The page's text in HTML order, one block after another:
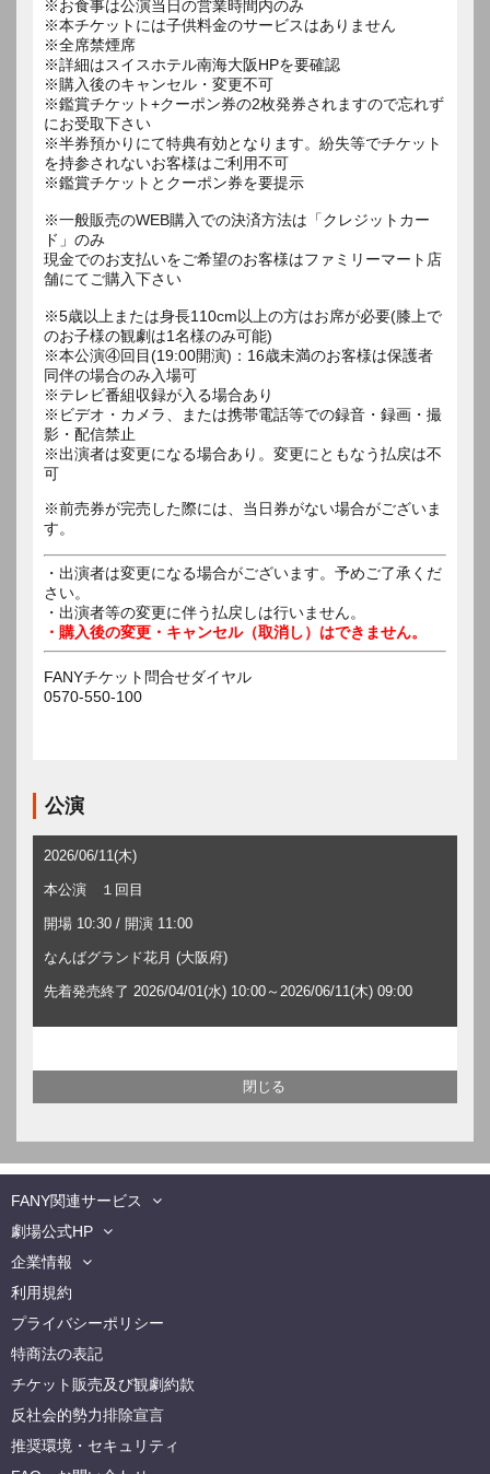
※お食事は公演当日の営業時間内のみ
※本チケットには子供料金のサービスはありません
※全席禁煙席
※詳細はスイスホテル南海大阪HPを要確認
※購入後のキャンセル・変更不可
※鑑賞チケット+クーポン券の2枚発券されますので忘れず
にお受取下さい
※半券預かりにて特典有効となります。紛失等でチケット
を持参されないお客様はご利用不可
※鑑賞チケットとクーポン券を要提示
※一般販売のWEB購入での決済方法は「クレジットカー
ド」のみ
現金でのお支払いをご希望のお客様はファミリーマート店
舗にてご購入下さい
※5歳以上または身長110cm以上の方はお席が必要(膝上で
のお子様の観劇は1名様のみ可能)
※本公演④回目(19:00開演)：16歳未満のお客様は保護者
同伴の場合のみ入場可
※テレビ番組収録が入る場合あり
※ビデオ・カメラ、または携帯電話等での録音・録画・撮
影・配信禁止
※出演者は変更になる場合あり。変更にともなう払戻は不
可
※前売券が完売した際には、当日券がない場合がございま
す。
・出演者は変更になる場合がございます。予めご了承くだ
さい。
・出演者等の変更に伴う払戻しは行いません。
・購入後の変更・キャンセル（取消し）はできません。
FANYチケット問合せダイヤル
0570-550-100
公演
2026/06/11(木)
本公演 １回目
開場 10:30 / 開演 11:00
なんばグランド花月 (大阪府)
先着発売終了 2026/04/01(水) 10:00～2026/06/11(木) 09:00
FANY関連サービス
劇場公式HP
企業情報
利用規約
プライバシーポリシー
特商法の表記
チケット販売及び観劇約款
反社会的勢力排除宣言
推奨環境・セキュリティ